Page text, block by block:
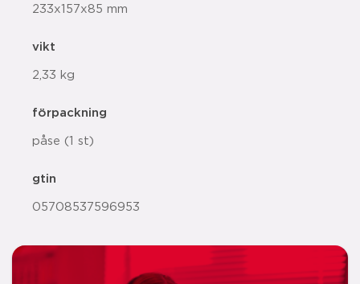
233x157x85 mm
vikt
2,33 kg
förpackning
påse (1 st)
gtin
05708537596953